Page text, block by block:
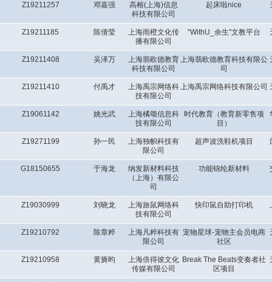
Z19211257 邓嘉强
高榕(上海)信息
科技有限公司
起床啦nice
Z19211185 陈倩莹
上海雨橙文化传
播有限公司
“WithU_余生”文教平台
Z19211408 吴泽万
上海翡欧德教育
科技有限公司
上海翡欧德教育科技有限公
司
Z19211410 付禹才
上海禹宗网络科
技有限公司
上海禹宗网络科技有限公司
Z19061142 姚光武
上海橘颂信息科
技有限公司
时代教育（教育新零售项
目）
Z19271199 孙一民
上海独帜科技有
限公司
超声波洗鞋机项目
G18150655 于海龙
纳发新材料科技
（上海）有限公
司
功能锦纶新材料
Z19030999 刘晓龙
上海旅鼠网络科
技有限公司
快印鼠自助打印机
Z19210792 陈章粹
上海凡粹科技有
限公司
宠物星球-宠物主会员电商
社区
Z19210958 黄旖昀
上海倍得彼文化
传媒有限公司
Break The Beats变奏者社
区项目